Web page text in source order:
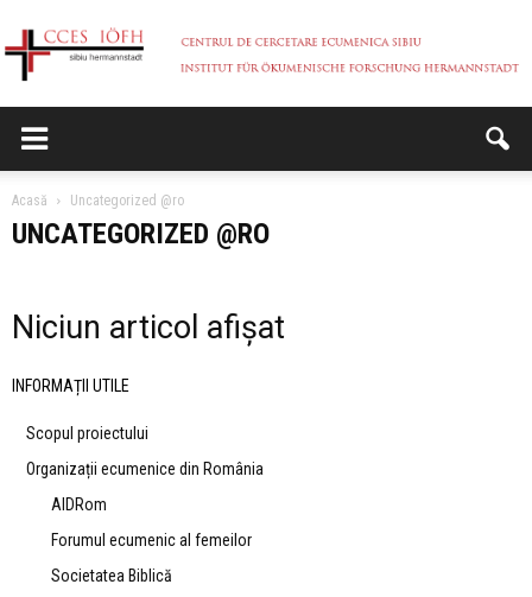
Acasă Uncategorized @ro
UNCATEGORIZED @RO
Niciun articol afișat
INFORMAȚII UTILE
Scopul proiectului
Organizații ecumenice din România
AIDRom
Forumul ecumenic al femeilor
Societatea Biblică